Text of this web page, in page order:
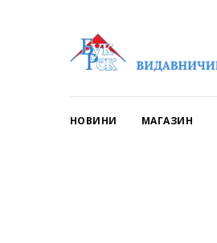
НОВИНИ МАГАЗИН